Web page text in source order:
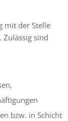
mit der Stelle
Zulässig sind
bzw. in Schicht